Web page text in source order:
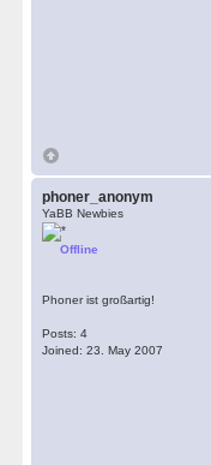
phoner_anonym
YaBB Newbies
Offline
Phoner ist großartig!
Posts: 4
Joined: 23. May 2007